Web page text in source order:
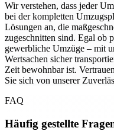
Wir verstehen, dass jeder
bei der kompletten
Lösungen an, die
zugeschnitten sind. Egal ob
gewerbliche Umzüge – mit
Wertsachen sicher
Zeit bewohnbar ist.
Sie sich von unserer
FAQ
Häufig gestellte